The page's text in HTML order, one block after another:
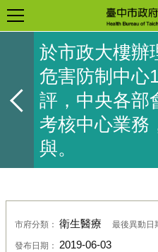
於市政大樓辦
危害防制中心
評，中央各部
考核中心業務
與。
市府分類： 衛生醫療 最後異動日
發布日期： 2019-06-03